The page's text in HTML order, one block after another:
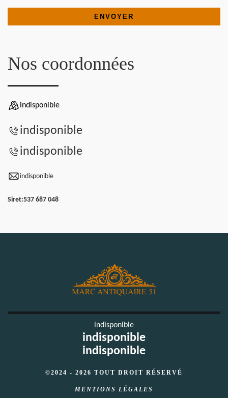
Nos coordonnées
indisponible
indisponible
indisponible
indisponible
Siret:537 687 048
indisponible
indisponible
indisponible
©2024 - 2026 TOUT DROIT RÉSERVÉ
MENTIONS LÉGALES